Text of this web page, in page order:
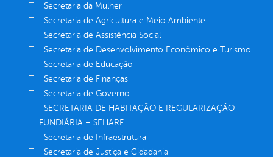
Secretaria da Mulher
Secretaria de Agricultura e Meio Ambiente
Secretaria de Assistência Social
Secretaria de Desenvolvimento Econômico e Turismo
Secretaria de Educação
Secretaria de Finanças
Secretaria de Governo
SECRETARIA DE HABITAÇÃO E REGULARIZAÇÃO
FUNDIÁRIA – SEHARF
Secretaria de Infraestrutura
Secretaria de Justiça e Cidadania